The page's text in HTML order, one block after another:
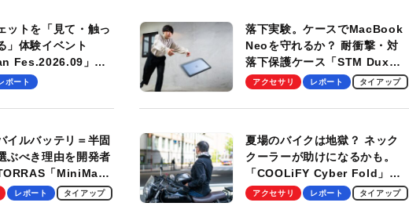
ットを「見て・触っ
」体験イベント
Fes.2026.09」
（土）に開催しま
ポート
落下実験。ケースでMacBook
Neoを守れるか？ 耐衝撃・対
落下保護ケース「STM Dux
Ultra」を検証。学生、ビジネ
適！
アクセサリ レポート タイアップ
イルバッテリ＝半固
ぶべき理由を開発者
「MiniMag
レビューも
レポート タイアップ
夏場のバイクは地獄？ ネック
クーラーが助けになるかも。
「COOLiFY Cyber Fold」レ
ビュー。冷却の速さ、密着する
アクセサリ レポート タイアップ